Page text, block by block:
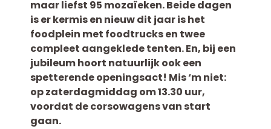
maar liefst 95 mozaïeken. Beide dagen
is er kermis en nieuw dit jaar is het
foodplein met foodtrucks en twee
compleet aangeklede tenten. En, bij een
jubileum hoort natuurlijk ook een
spetterende openingsact! Mis ‘m niet:
op zaterdagmiddag om 13.30 uur,
voordat de corsowagens van start
gaan.